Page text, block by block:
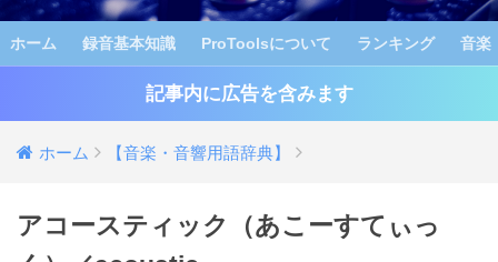
ホーム 録音基本知識 ProToolsについて ランキング 音楽
記事内に広告を含みます
ホーム 【音楽・音響用語辞典】
アコースティック（あこーすてぃっ